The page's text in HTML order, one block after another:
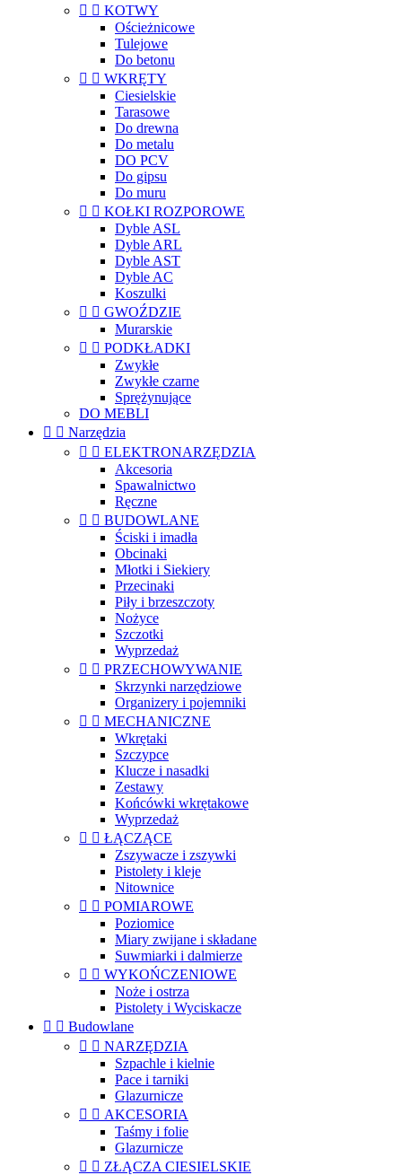
  KOTWY
Ościeżnicowe
Tulejowe
Do betonu
  WKRĘTY
Ciesielskie
Tarasowe
Do drewna
Do metalu
DO PCV
Do gipsu
Do muru
  KOŁKI ROZPOROWE
Dyble ASL
Dyble ARL
Dyble AST
Dyble AC
Koszulki
  GWOŹDZIE
Murarskie
  PODKŁADKI
Zwykłe
Zwykłe czarne
Sprężynujące
DO MEBLI
  Narzędzia
  ELEKTRONARZĘDZIA
Akcesoria
Spawalnictwo
Ręczne
  BUDOWLANE
Ściski i imadła
Obcinaki
Młotki i Siekiery
Przecinaki
Piły i brzeszczoty
Nożyce
Szczotki
Wyprzedaż
  PRZECHOWYWANIE
Skrzynki narzędziowe
Organizery i pojemniki
  MECHANICZNE
Wkrętaki
Szczypce
Klucze i nasadki
Zestawy
Końcówki wkrętakowe
Wyprzedaż
  ŁĄCZĄCE
Zszywacze i zszywki
Pistolety i kleje
Nitownice
  POMIAROWE
Poziomice
Miary zwijane i składane
Suwmiarki i dalmierze
  WYKOŃCZENIOWE
Noże i ostrza
Pistolety i Wyciskacze
  Budowlane
  NARZĘDZIA
Szpachle i kielnie
Pace i tarniki
Glazurnicze
  AKCESORIA
Taśmy i folie
Glazurnicze
  ZŁĄCZA CIESIELSKIE